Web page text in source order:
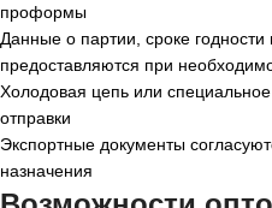
проформы
Данные о партии, сроке годности
предоставляются при
Холодовая цепь или
отправки
Экспортные документы
назначения